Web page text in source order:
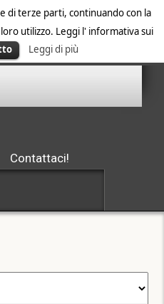
di terze parti, continuando con la
utilizzo. Leggi l' informativa sui
Leggi di più
Contattaci!